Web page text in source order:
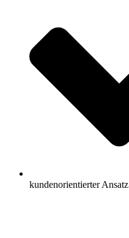
kundenorientierter Ansatz